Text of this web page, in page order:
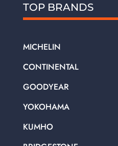
TOP BRANDS
MICHELIN
CONTINENTAL
GOODYEAR
YOKOHAMA
KUMHO